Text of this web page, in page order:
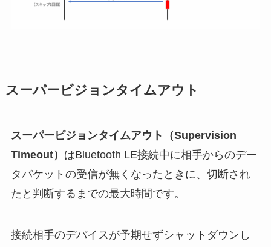
スーパービジョンタイムアウト
スーパービジョンタイムアウト（Supervision
Timeout） はBluetooth LE接続中に相手からのデー
タパケットの受信が無くなったときに、切断され
たと判断するまでの最大時間です。
接続相手のデバイスが予期せずシャットダウンし